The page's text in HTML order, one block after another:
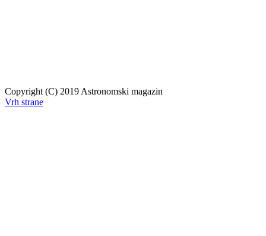
Copyright (C) 2019 Astronomski magazin
Vrh strane